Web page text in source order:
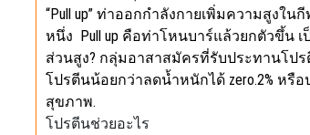
“Pull up” ท่าออกกำลังกายเพิ่มความสูงใ
หนึ่ง Pull up คือท่าโหนบาร์แล้วยกตัวขึ้น
ส่วนสูง? กลุ่มอาสาสมัครที่รับประทานโป
โปรตีนน้อยกว่าลดน้ำหนักได้ zero.2% หรื
สุขภาพ.
โปรตีนช่วยอะไร